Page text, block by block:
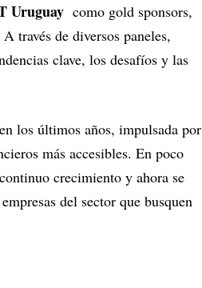
Uruguay como gold sponsors,
través de diversos paneles,
clave, los desafíos y las
los últimos años, impulsada por
más accesibles. En poco
crecimiento y ahora se
del sector que busquen